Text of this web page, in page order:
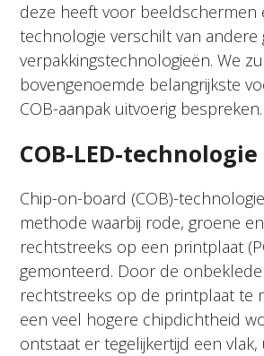
deze heeft voor beeldschermen
technologie verschilt van andere
verpakkingstechnologieën. We
bovengenoemde belangrijkste
COB-aanpak uitvoerig bespreken.
COB-LED-
Chip-on-board (COB)-
methode waarbij rode, groene
rechtstreeks op een printplaat
gemonteerd. Door de
rechtstreeks op de printplaat te
een veel hogere chipdichtheid
ontstaat er tegelijkertijd een vlak,